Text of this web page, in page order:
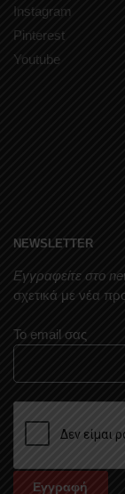
Instagram
Pinterest
Youtube
NEWSLETTER
Εγγραφείτε στο
σχετικά με νέα
Το email σας